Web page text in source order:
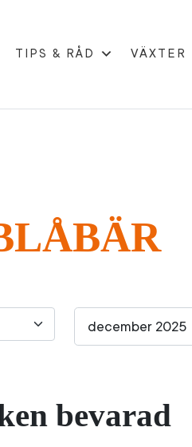
TIPS & RÅD VÄXTER
bevarad